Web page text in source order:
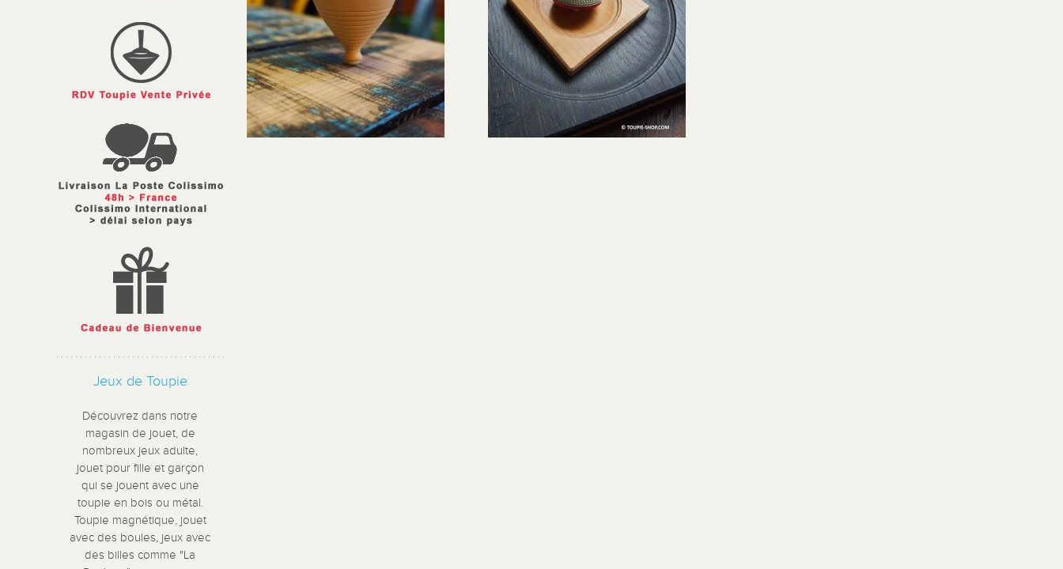
Jeux de Toupie
Découvrez dans notre
magasin de jouet, de
nombreux jeux adulte,
jouet pour fille et garçon
qui se jouent avec une
toupie en bois ou métal.
Toupie magnétique, jouet
avec des boules, jeux avec
des billes comme "La